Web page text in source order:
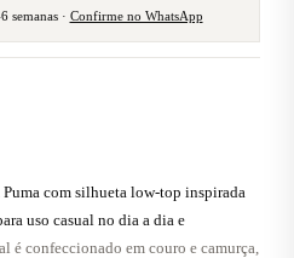
semanas · Confirme no WhatsApp
com silhueta low-top inspirada
uso casual no dia a dia e
é confeccionado em couro e camurça,